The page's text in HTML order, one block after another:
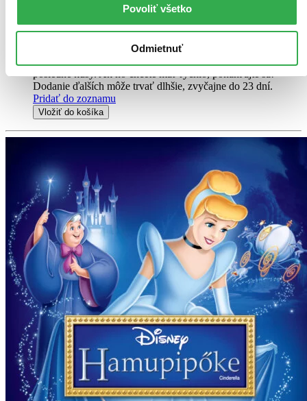
Povoliť všetko
Odmietnuť
DVD film
posledné kusy. Ak ho chcete mať rýchlo, ponáhľajte sa!
Dodanie ďalších môže trvať dlhšie, zvyčajne do 23 dní.
Pridať do zoznamu
Vložiť do košíka